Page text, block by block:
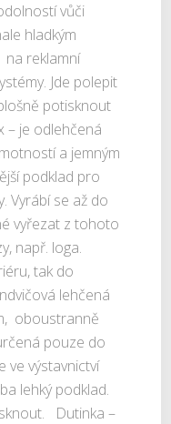
vůči
hladkým
na reklamní
Jde polepit
potisknout
– je odlehčená
a jemným
podklad pro
Vyrábí se až do
vyřezat z tohoto
např. loga.
tak do
lehčená
oboustranně
pouze do
ve výstavnictví
lehký podklad.
Dutinka –